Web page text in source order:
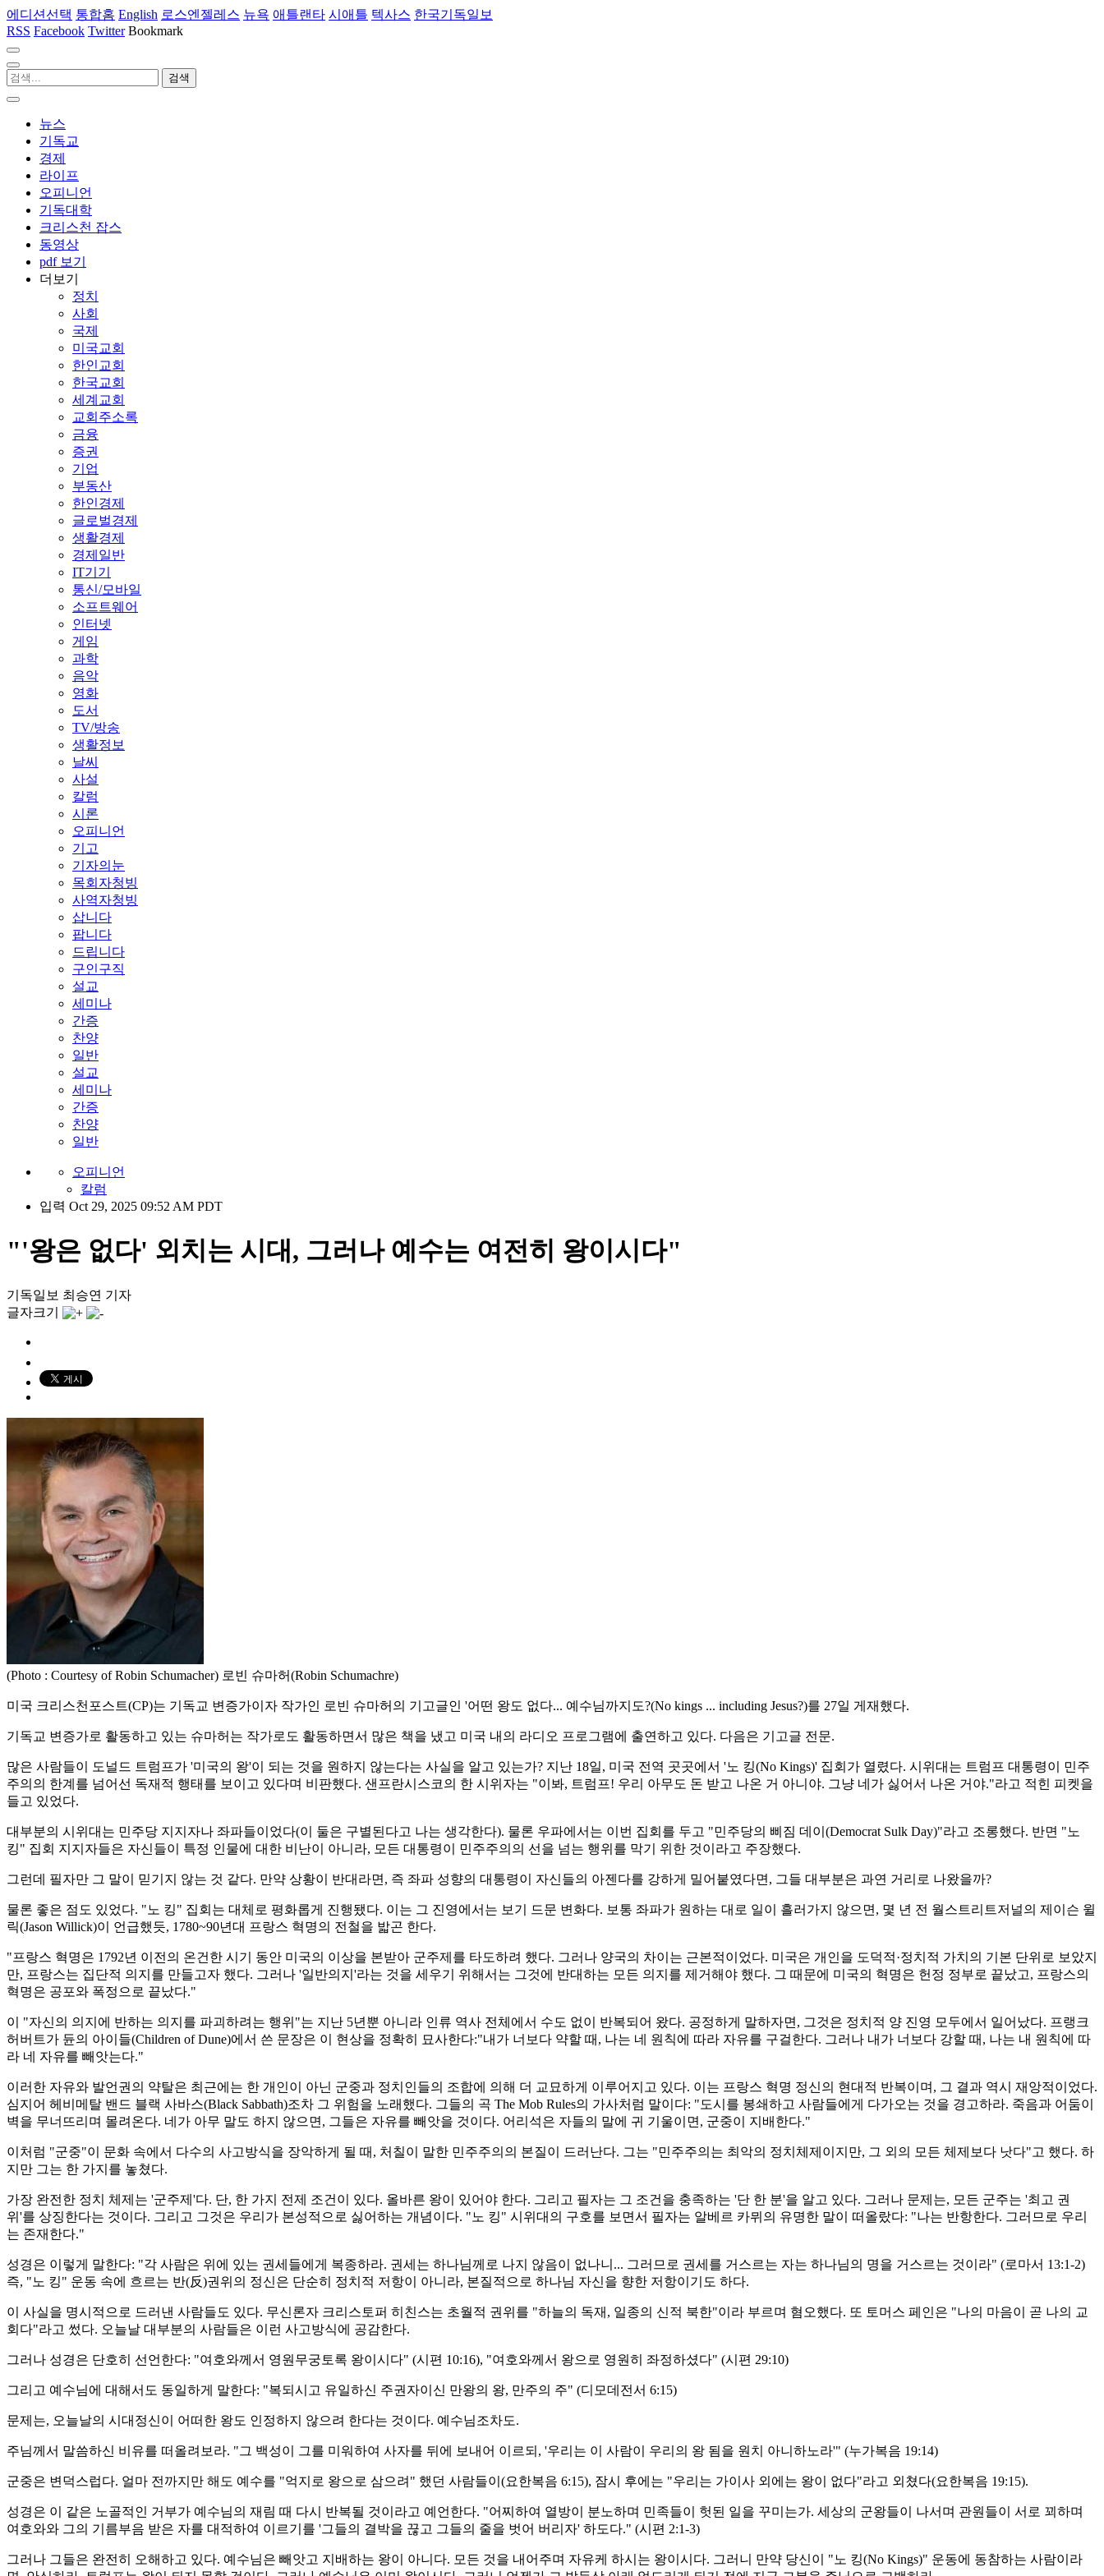
에디션선택 통합홈 English 로스엔젤레스 뉴욕 애틀랜타 시애틀 텍사스 한국기독일보
RSS Facebook Twitter Bookmark
뉴스
기독교
경제
라이프
오피니언
기독대학
크리스천 잡스
동영상
pdf 보기
더보기
정치
사회
국제
미국교회
한인교회
한국교회
세계교회
교회주소록
금융
증권
기업
부동산
한인경제
글로벌경제
생활경제
경제일반
IT기기
통신/모바일
소프트웨어
인터넷
게임
과학
음악
영화
도서
TV/방송
생활정보
날씨
사설
칼럼
시론
오피니언
기고
기자의눈
목회자청빙
사역자청빙
삽니다
팝니다
드립니다
구인구직
설교
세미나
간증
찬양
일반
설교
세미나
간증
찬양
일반
오피니언
칼럼
입력 Oct 29, 2025 09:52 AM PDT
"'왕은 없다' 외치는 시대, 그러나 예수는 여전히 왕이시다"
기독일보 최승연 기자
글자크기
(Photo : Courtesy of Robin Schumacher) 로빈 슈마허(Robin Schumachre)
미국 크리스천포스트(CP)는 기독교 변증가이자 작가인 로빈 슈마허의 기고글인 '어떤 왕도 없다... 예수님까지도?(No kings ... including Jesus?)를 27일 게재했다.
기독교 변증가로 활동하고 있는 슈마허는 작가로도 활동하면서 많은 책을 냈고 미국 내의 라디오 프로그램에 출연하고 있다. 다음은 기고글 전문.
많은 사람들이 도널드 트럼프가 '미국의 왕'이 되는 것을 원하지 않는다는 사실을 알고 있는가? 지난 18일, 미국 전역 곳곳에서 '노 킹(No Kings)' 집회가 열렸다. 시위대는 트럼프 대통령이 민주
주의의 한계를 넘어선 독재적 행태를 보이고 있다며 비판했다. 샌프란시스코의 한 시위자는 "이봐, 트럼프! 우리 아무도 돈 받고 나온 거 아니야. 그냥 네가 싫어서 나온 거야."라고 적힌 피켓을
들고 있었다.
대부분의 시위대는 민주당 지지자나 좌파들이었다(이 둘은 구별된다고 나는 생각한다). 물론 우파에서는 이번 집회를 두고 "민주당의 삐짐 데이(Democrat Sulk Day)"라고 조롱했다. 반면 "노
킹" 집회 지지자들은 자신들이 특정 인물에 대한 비난이 아니라, 모든 대통령이 민주주의의 선을 넘는 행위를 막기 위한 것이라고 주장했다.
그런데 필자만 그 말이 믿기지 않는 것 같다. 만약 상황이 반대라면, 즉 좌파 성향의 대통령이 자신들의 아젠다를 강하게 밀어붙였다면, 그들 대부분은 과연 거리로 나왔을까?
물론 좋은 점도 있었다. "노 킹" 집회는 대체로 평화롭게 진행됐다. 이는 그 진영에서는 보기 드문 변화다. 보통 좌파가 원하는 대로 일이 흘러가지 않으면, 몇 년 전 월스트리트저널의 제이슨 윌
릭(Jason Willick)이 언급했듯, 1780~90년대 프랑스 혁명의 전철을 밟곤 한다.
"프랑스 혁명은 1792년 이전의 온건한 시기 동안 미국의 이상을 본받아 군주제를 타도하려 했다. 그러나 양국의 차이는 근본적이었다. 미국은 개인을 도덕적·정치적 가치의 기본 단위로 보았지
만, 프랑스는 집단적 의지를 만들고자 했다. 그러나 '일반의지'라는 것을 세우기 위해서는 그것에 반대하는 모든 의지를 제거해야 했다. 그 때문에 미국의 혁명은 헌정 정부로 끝났고, 프랑스의
혁명은 공포와 폭정으로 끝났다."
이 "자신의 의지에 반하는 의지를 파괴하려는 행위"는 지난 5년뿐 아니라 인류 역사 전체에서 수도 없이 반복되어 왔다. 공정하게 말하자면, 그것은 정치적 양 진영 모두에서 일어났다. 프랭크
허버트가 듄의 아이들(Children of Dune)에서 쓴 문장은 이 현상을 정확히 묘사한다:"내가 너보다 약할 때, 나는 네 원칙에 따라 자유를 구걸한다. 그러나 내가 너보다 강할 때, 나는 내 원칙에 따
라 네 자유를 빼앗는다."
이러한 자유와 발언권의 약탈은 최근에는 한 개인이 아닌 군중과 정치인들의 조합에 의해 더 교묘하게 이루어지고 있다. 이는 프랑스 혁명 정신의 현대적 반복이며, 그 결과 역시 재앙적이었다.
심지어 헤비메탈 밴드 블랙 사바스(Black Sabbath)조차 그 위험을 노래했다. 그들의 곡 The Mob Rules의 가사처럼 말이다: "도시를 봉쇄하고 사람들에게 다가오는 것을 경고하라. 죽음과 어둠이
벽을 무너뜨리며 몰려온다. 네가 아무 말도 하지 않으면, 그들은 자유를 빼앗을 것이다. 어리석은 자들의 말에 귀 기울이면, 군중이 지배한다."
이처럼 "군중"이 문화 속에서 다수의 사고방식을 장악하게 될 때, 처칠이 말한 민주주의의 본질이 드러난다. 그는 "민주주의는 최악의 정치체제이지만, 그 외의 모든 체제보다 낫다"고 했다. 하
지만 그는 한 가지를 놓쳤다.
가장 완전한 정치 체제는 '군주제'다. 단, 한 가지 전제 조건이 있다. 올바른 왕이 있어야 한다. 그리고 필자는 그 조건을 충족하는 '단 한 분'을 알고 있다. 그러나 문제는, 모든 군주는 '최고 권
위'를 상징한다는 것이다. 그리고 그것은 우리가 본성적으로 싫어하는 개념이다. "노 킹" 시위대의 구호를 보면서 필자는 알베르 카뮈의 유명한 말이 떠올랐다: "나는 반항한다. 그러므로 우리
는 존재한다."
성경은 이렇게 말한다: "각 사람은 위에 있는 권세들에게 복종하라. 권세는 하나님께로 나지 않음이 없나니... 그러므로 권세를 거스르는 자는 하나님의 명을 거스르는 것이라" (로마서 13:1-2)
즉, "노 킹" 운동 속에 흐르는 반(反)권위의 정신은 단순히 정치적 저항이 아니라, 본질적으로 하나님 자신을 향한 저항이기도 하다.
이 사실을 명시적으로 드러낸 사람들도 있다. 무신론자 크리스토퍼 히친스는 초월적 권위를 "하늘의 독재, 일종의 신적 북한"이라 부르며 혐오했다. 또 토머스 페인은 "나의 마음이 곧 나의 교
회다"라고 썼다. 오늘날 대부분의 사람들은 이런 사고방식에 공감한다.
그러나 성경은 단호히 선언한다: "여호와께서 영원무궁토록 왕이시다" (시편 10:16), "여호와께서 왕으로 영원히 좌정하셨다" (시편 29:10)
그리고 예수님에 대해서도 동일하게 말한다: "복되시고 유일하신 주권자이신 만왕의 왕, 만주의 주" (디모데전서 6:15)
문제는, 오늘날의 시대정신이 어떠한 왕도 인정하지 않으려 한다는 것이다. 예수님조차도.
주님께서 말씀하신 비유를 떠올려보라. "그 백성이 그를 미워하여 사자를 뒤에 보내어 이르되, '우리는 이 사람이 우리의 왕 됨을 원치 아니하노라'" (누가복음 19:14)
군중은 변덕스럽다. 얼마 전까지만 해도 예수를 "억지로 왕으로 삼으려" 했던 사람들이(요한복음 6:15), 잠시 후에는 "우리는 가이사 외에는 왕이 없다"라고 외쳤다(요한복음 19:15).
성경은 이 같은 노골적인 거부가 예수님의 재림 때 다시 반복될 것이라고 예언한다. "어찌하여 열방이 분노하며 민족들이 헛된 일을 꾸미는가. 세상의 군왕들이 나서며 관원들이 서로 꾀하며
여호와와 그의 기름부음 받은 자를 대적하여 이르기를 '그들의 결박을 끊고 그들의 줄을 벗어 버리자' 하도다." (시편 2:1-3)
그러나 그들은 완전히 오해하고 있다. 예수님은 빼앗고 지배하는 왕이 아니다. 모든 것을 내어주며 자유케 하시는 왕이시다. 그러니 만약 당신이 "노 킹(No Kings)" 운동에 동참하는 사람이라